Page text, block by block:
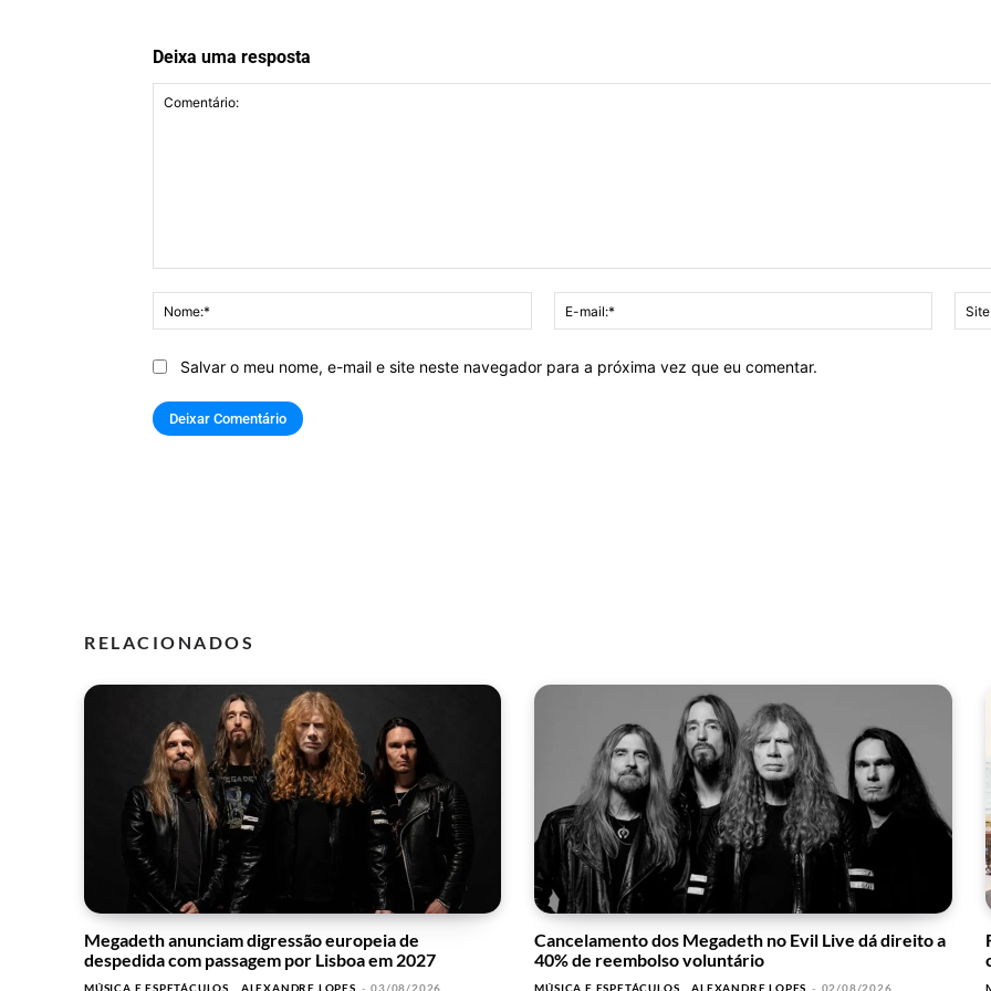
Deixa uma resposta
Nome:*
mail:*
Salvar o meu nome, e-mail e site neste navegador para a próxima vez que eu comentar.
RELACIONADOS
Megadeth anunciam digressão europeia de
despedida com passagem por Lisboa em 2027
MÚSICA E ESPETÁCULOS ALEXANDRE LOPES - 03/08/2026
Cancelamento dos Megadeth no Evil Live dá direito a
40% de reembolso voluntário
MÚSICA E ESPETÁCULOS ALEXANDRE LOPES - 02/08/2026